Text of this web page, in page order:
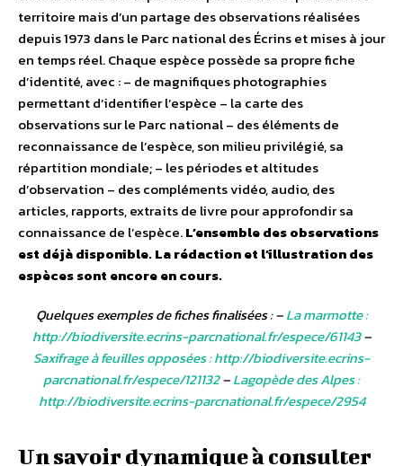
territoire mais d’un partage des observations réalisées
depuis 1973 dans le Parc national des Écrins et mises à jour
en temps réel. Chaque espèce possède sa propre fiche
d’identité, avec : – de magnifiques photographies
permettant d’identifier l’espèce – la carte des
observations sur le Parc national – des éléments de
reconnaissance de l’espèce, son milieu privilégié, sa
répartition mondiale; – les périodes et altitudes
d’observation – des compléments vidéo, audio, des
articles, rapports, extraits de livre pour approfondir sa
connaissance de l’espèce.L’ensemble des observations
est déjà disponible. La rédaction et l’illustration des
espèces sont encore en cours.
Quelques exemples de fiches finalisées : –La marmotte :
http://biodiversite.ecrins-parcnational.fr/espece/61143–
Saxifrage à feuilles opposées : http://biodiversite.ecrins-
parcnational.fr/espece/121132–Lagopède des Alpes :
http://biodiversite.ecrins-parcnational.fr/espece/2954
Un savoir dynamique à consulter